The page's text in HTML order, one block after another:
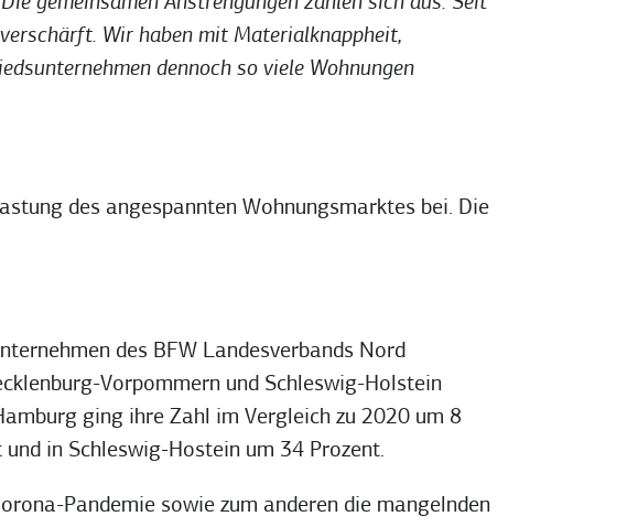
Wir haben mit Materialknappheit,
dennoch so viele Wohnungen
des angespannten Wohnungsmarktes bei. Die
des BFW Landesverbands Nord
Vorpommern und Schleswig-Holstein
ging ihre Zahl im Vergleich zu 2020 um 8
in Schleswig-Hostein um 34 Prozent.
Pandemie sowie zum anderen die mangelnden